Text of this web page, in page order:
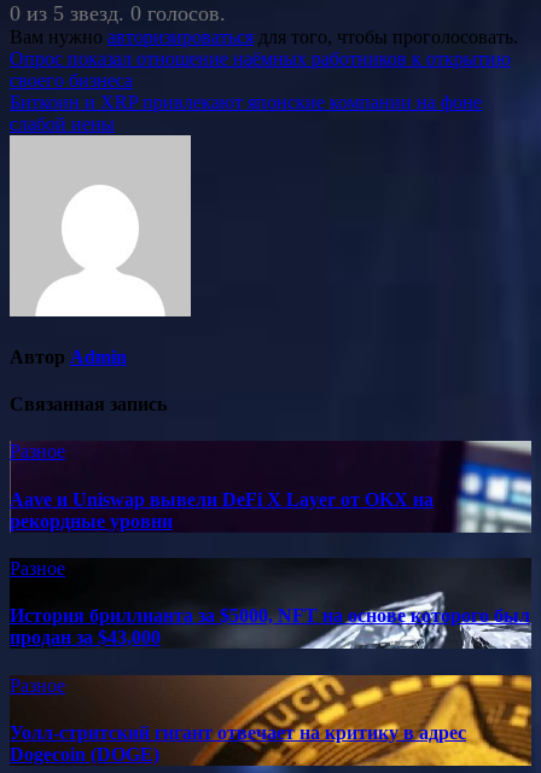
0 из 5 звезд. 0 голосов.
Вам нужно авторизироваться для того, чтобы проголосовать.
Навигация
по
записям
Опрос показал отношение наёмных работников к открытию
своего бизнеса
Биткоин и XRP привлекают японские компании на фоне
слабой иены
Автор Admin
Связанная запись
Разное
Aave и Uniswap вывели DeFi X Layer от OKX на
рекордные уровни
Разное
История бриллианта за $5000, NFT на основе которого был
продан за $43,000
Разное
Уолл-стритский гигант отвечает на критику в адрес
Dogecoin (DOGE)